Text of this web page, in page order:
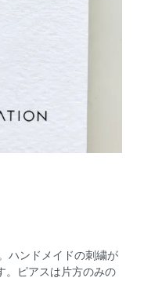
ハンドメイドの刺繍が
。ピアスは片方のみの